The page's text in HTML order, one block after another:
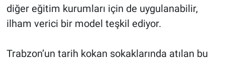
diğer eğitim kurumları için de uygulanabilir,
ilham verici bir model teşkil ediyor.
Trabzon’un tarih kokan sokaklarında atılan bu